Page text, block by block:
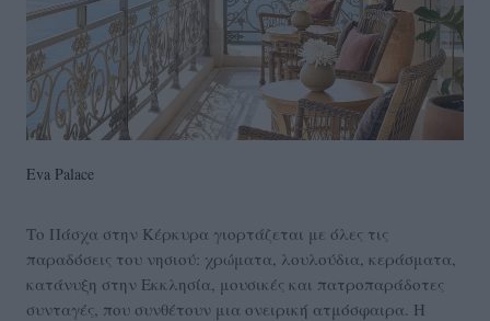
Eva Palace
Το Πάσχα στην Κέρκυρα γιορτάζεται με όλες τις
παραδόσεις του νησιού: χρώματα, λουλούδια, κεράσματα,
κατάνυξη στην Εκκλησία, μουσικές και πατροπαράδοτες
συνταγές, που συνθέτουν μια ονειρική ατμόσφαιρα. Η